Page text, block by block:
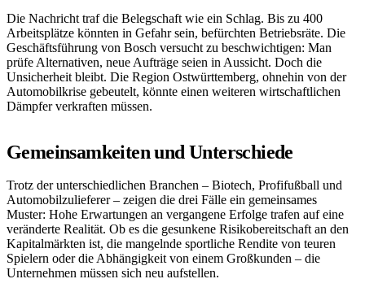
Die Nachricht traf die Belegschaft wie ein Schlag. Bis zu 400
Arbeitsplätze könnten in Gefahr sein, befürchten Betriebsräte. Die
Geschäftsführung von Bosch versucht zu beschwichtigen: Man
prüfe Alternativen, neue Aufträge seien in Aussicht. Doch die
Unsicherheit bleibt. Die Region Ostwürttemberg, ohnehin von der
Automobilkrise gebeutelt, könnte einen weiteren wirtschaftlichen
Dämpfer verkraften müssen.
Gemeinsamkeiten und Unterschiede
Trotz der unterschiedlichen Branchen – Biotech, Profifußball und
Automobilzulieferer – zeigen die drei Fälle ein gemeinsames
Muster: Hohe Erwartungen an vergangene Erfolge trafen auf eine
veränderte Realität. Ob es die gesunkene Risikobereitschaft an den
Kapitalmärkten ist, die mangelnde sportliche Rendite von teuren
Spielern oder die Abhängigkeit von einem Großkunden – die
Unternehmen müssen sich neu aufstellen.